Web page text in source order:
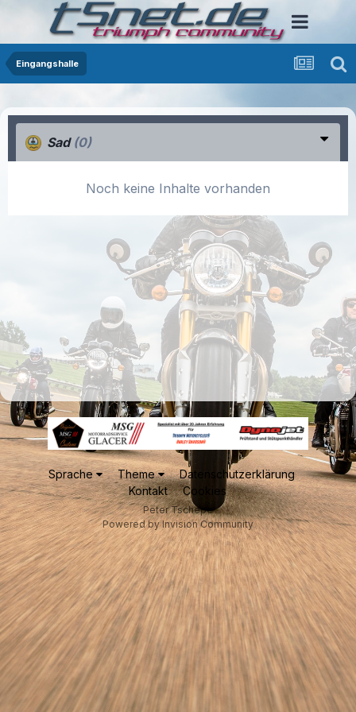
Eingangshalle
Sad (0)
Noch keine Inhalte vorhanden
Sprache Theme
Datenschutzerklärung
Kontakt
Cookies
Peter Tschepe
Powered by Invision Community